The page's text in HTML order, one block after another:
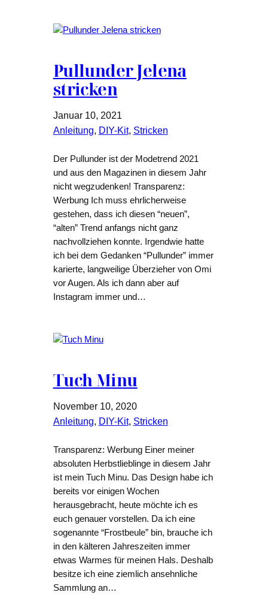
Pullunder Jelena
stricken
Januar 10, 2021
Anleitung, DIY-Kit, Stricken
Der Pullunder ist der Modetrend 2021
und aus den Magazinen in diesem Jahr
nicht wegzudenken! Transparenz:
Werbung Ich muss ehrlicherweise
gestehen, dass ich diesen “neuen”,
“alten” Trend anfangs nicht ganz
nachvollziehen konnte. Irgendwie hatte
ich bei dem Gedanken “Pullunder” immer
karierte, langweilige Überzieher von Omi
vor Augen. Als ich dann aber auf
Instagram immer und…
Tuch Minu
November 10, 2020
Anleitung, DIY-Kit, Stricken
Transparenz: Werbung Einer meiner
absoluten Herbstlieblinge in diesem Jahr
ist mein Tuch Minu. Das Design habe ich
bereits vor einigen Wochen
herausgebracht, heute möchte ich es
euch genauer vorstellen. Da ich eine
sogenannte “Frostbeule” bin, brauche ich
in den kälteren Jahreszeiten immer
etwas Warmes für meinen Hals. Deshalb
besitze ich eine ziemlich ansehnliche
Sammlung an…